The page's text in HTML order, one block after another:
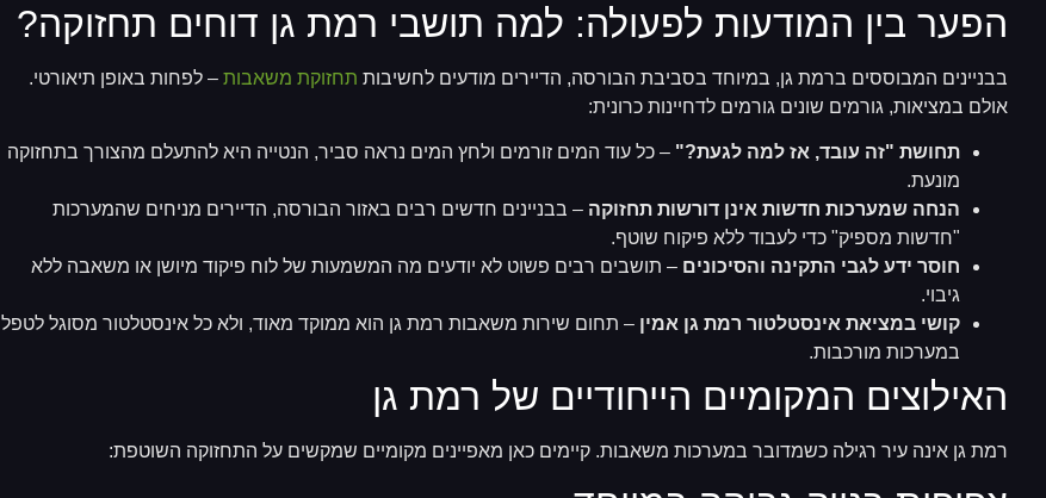
הפער בין המודעות לפעולה: למה תושבי רמת גן דוחים תחזוקה?
בבניינים המבוססים ברמת גן, במיוחד בסביבת הבורסה, הדיירים מודעים לחשיבות תחזוקת משאבות – לפחות באופן תיאורטי.
אולם במציאות, גורמים שונים גורמים לדחיינות כרונית:
תחושת "זה עובד, אז למה לגעת?" – כל עוד המים זורמים ולחץ המים נראה סביר, הנטייה היא להתעלם מהצורך בתחזוקה
מונעת.
הנחה שמערכות חדשות אינן דורשות תחזוקה – בבניינים חדשים רבים באזור הבורסה, הדיירים מניחים שהמערכות
"חדשות מספיק" כדי לעבוד ללא פיקוח שוטף.
חוסר ידע לגבי התקינה והסיכונים – תושבים רבים פשוט לא יודעים מה המשמעות של לוח פיקוד מיושן או משאבה ללא
גיבוי.
קושי במציאת אינסטלטור רמת גן אמין – תחום שירות משאבות רמת גן הוא ממוקד מאוד, ולא כל אינסטלטור מסוגל לטפל
במערכות מורכבות.
האילוצים המקומיים הייחודיים של רמת גן
רמת גן אינה עיר רגילה כשמדובר במערכות משאבות. קיימים כאן מאפיינים מקומיים שמקשים על התחזוקה השוטפת: